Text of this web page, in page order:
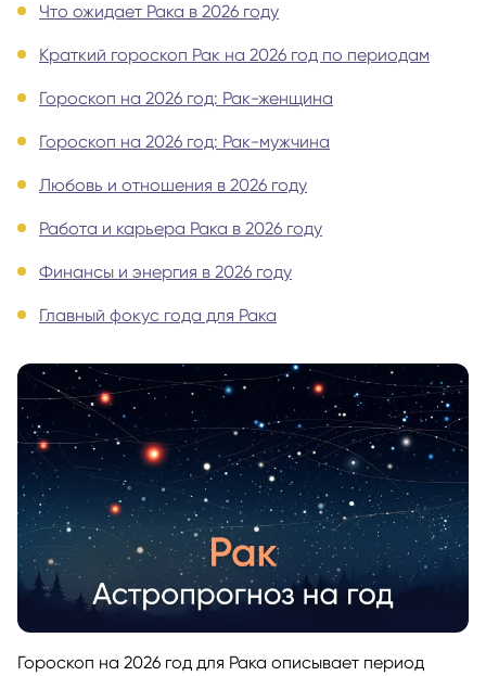
Что ожидает Рака в 2026 году
Краткий гороскоп Рак на 2026 год по периодам
Гороскоп на 2026 год: Рак-женщина
Гороскоп на 2026 год: Рак-мужчина
Любовь и отношения в 2026 году
Работа и карьера Рака в 2026 году
Финансы и энергия в 2026 году
Главный фокус года для Рака
Гороскоп на 2026 год для Рака описывает период